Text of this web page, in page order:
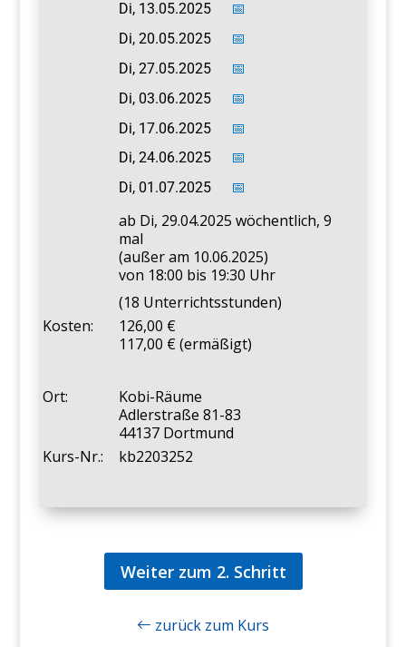
Di, 13.05.2025
📅
Di, 20.05.2025
📅
Di, 27.05.2025
📅
Di, 03.06.2025
📅
Di, 17.06.2025
📅
Di, 24.06.2025
📅
Di, 01.07.2025
📅
ab Di, 29.04.2025 wöchentlich, 9
mal
(außer am 10.06.2025)
von 18:00 bis 19:30 Uhr
(18 Unterrichtsstunden)
Kosten:
126,00
117,00 € (ermäßigt)
Ort:
Kobi-Räume
Adlerstraße 81-83
44137 Dortmund
Kurs-Nr.:
kb2203252
Weiter zum 2. Schritt
zurück zum Kurs